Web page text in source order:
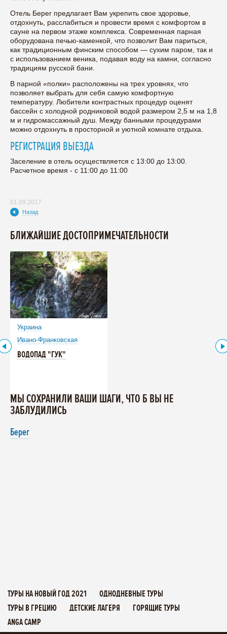
Отель Берег предлагает Вам укрепить свое здоровье,
отдохнуть, расслабиться и провести время с комфортом в
сауне на первом этаже комплекса. Современная парная
оборудована печью-каменкой, что позволит Вам париться,
как традиционным финским способом — сухим паром, так и
с использованием веника, подавая воду на камни, согласно
традициям русской бани.
В парной «полки» расположены на трех уровнях, что
позволяет выбрать для себя самую комфортную
температуру. Любители контрастных процедур оценят
бассейн с холодной родниковой водой размером 2,5 м на 1,8
м и гидромассажный душ. Между банными процедурами
можно отдохнуть в просторной и уютной комнате отдыха.
РЕГИСТРАЦИЯ ВЫЕЗДА
Заселение в отель осуществляется с 13:00 до 13:00.
Расчетное время - с 11:00 до 11:00
01.09.2017
Назад
БЛИЖАЙШИЕ ДОСТОПРИМЕЧАТЕЛЬНОСТИ
Украина
Ивано-Франковская
ВОДОПАД "ГУК"
МЫ СОХРАНИЛИ ВАШИ ШАГИ, ЧТО Б ВЫ НЕ
ЗАБЛУДИЛИСЬ
Берег
ТУРЫ НА НОВЫЙ ГОД 2021
ОДНОДНЕВНЫЕ ТУРЫ
ТУРЫ В ГРЕЦИЮ
ДЕТСКИЕ ЛАГЕРЯ
ГОРЯЩИЕ ТУРЫ
ANGA CAMP